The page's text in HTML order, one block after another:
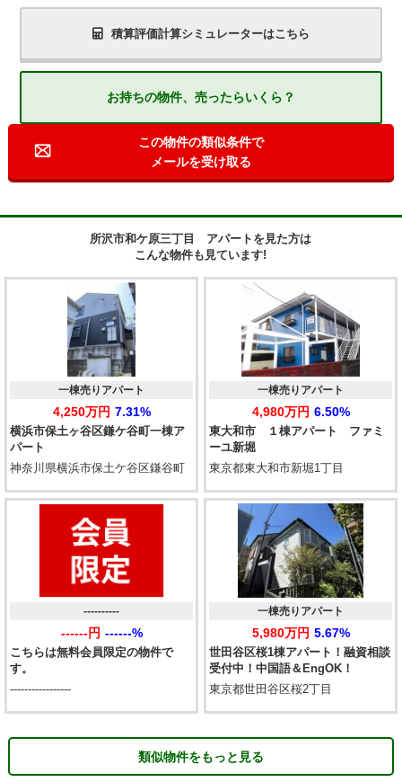
積算評価計算シミュレーターはこちら
お持ちの物件、売ったらいくら？
この物件の類似条件で
メールを受け取る
所沢市和ケ原三丁目 アパートを見た方は
こんな物件も見ています!
横浜市保土ヶ谷区鎌ケ谷町一棟ア
パート
一棟売りアパート
4,250万円 7.31%
神奈川県横浜市保土ケ谷区鎌谷町
東大和市 １棟アパート ファミ
ーユ新堀
一棟売りアパート
4,980万円 6.50%
東京都東大和市新堀1丁目
こちらは無料会員限定の物件で
す。
----------
------円 ------%
-----------------
世田谷区桜1棟アパート！融資相談
受付中！中国語＆EngOK！
一棟売りアパート
5,980万円 5.67%
東京都世田谷区桜2丁目
類似物件をもっと見る